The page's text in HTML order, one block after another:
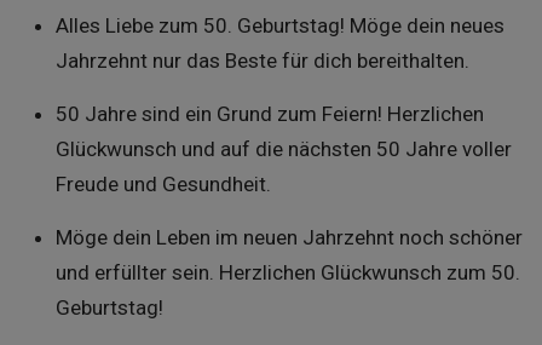
Alles Liebe zum 50. Geburtstag! Möge dein neues
Jahrzehnt nur das Beste für dich bereithalten.
50 Jahre sind ein Grund zum Feiern! Herzlichen
Glückwunsch und auf die nächsten 50 Jahre voller
Freude und Gesundheit.
Möge dein Leben im neuen Jahrzehnt noch schöner
und erfüllter sein. Herzlichen Glückwunsch zum 50.
Geburtstag!